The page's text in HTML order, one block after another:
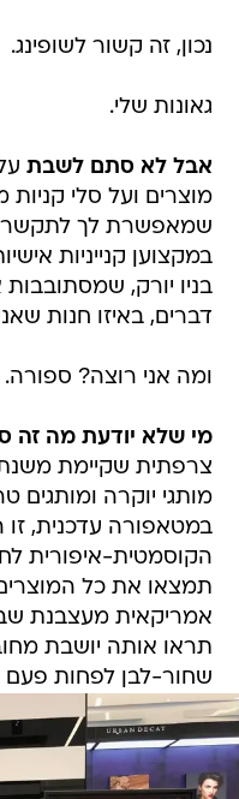
נכון, זה קשור לשופינג.
גאונות שלי.
אבל לא סתם לשבת
מוצרים ועל סלי
שמאפשרת לך לתקשר
במקצוען קנייניות
בניו יורק, שמסתובבות
דברים, באיזו חנות
ומה אני רוצה? ספורה.
מי שלא יודעת מה זה
מותגי יוקרה ומותגים
במטאפורה עדכנית, זו
הקוסמטית-איפורית
תמצאו את כל המוצרים
אמריקאית מעצבנת
תראו אותה יושבת
שחור-לבן לפחות פעם